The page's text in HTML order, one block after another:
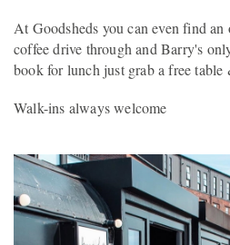
At Goodsheds you can even find
coffee drive through and Barry's
book for lunch just grab a free table
Walk-ins always welcome